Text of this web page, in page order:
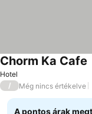
Hotel
Chorm Ka Cafe
/ Még nincs értékelve
A pontos árak